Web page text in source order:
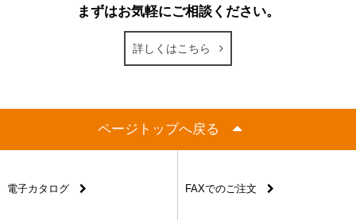
まずはお気軽にご相談ください。
詳しくはこちら
ページトップへ戻る
電子カタログ FAXでのご注文